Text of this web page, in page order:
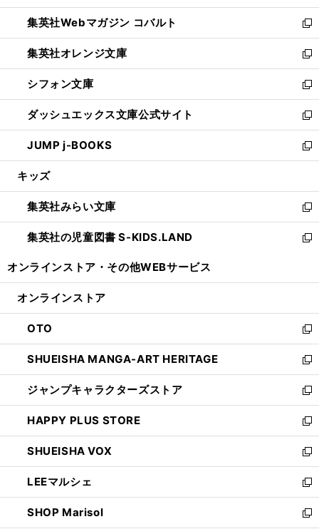
開
く
ウ
で
開
く
ン
ド
ウ
で
開
く
ウ
ィ
ン
ド
ウ
で
開
く
集英社Webマガジン コバルト
新
し
い
ウ
ィ
ン
ド
ウ
で
開
集英社オレンジ文庫
新
し
い
ウ
ィ
ン
ド
ウ
開
く
シフォン文庫
新
し
い
ウ
ィ
ン
ウ
で
開
く
ダッシュエックス文庫公式サイト
新
し
い
ウ
ン
ド
ウ
で
JUMP j-BOOKS
新
し
ウ
ィ
ン
ド
開
キッズ
集英社みらい文庫
新
し
い
ン
ウ
で
開
く
集英社の児童図書 S-KIDS.LAND
新
ウ
ン
ド
ウ
で
開
く
オンラインストア・ その他WEBサービス
オンラインストア
OTO
新
し
い
ウ
ィ
ン
ド
ウ
で
開
く
SHUEISHA MANGA-ART HERITAGE
新
し
い
ウ
ィ
ン
ド
ウ
で
開
く
ジャンプキャラクターズストア
新
し
い
ウ
ィ
ン
ド
ウ
で
HAPPY PLUS STORE
新
し
い
ウ
ィ
ン
ド
SHUEISHA VOX
新
し
い
ウ
ィ
LEEマルシェ
新
し
い
SHOP Marisol
新